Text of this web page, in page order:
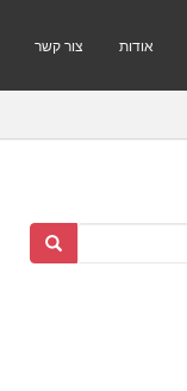
צור קשר אודות